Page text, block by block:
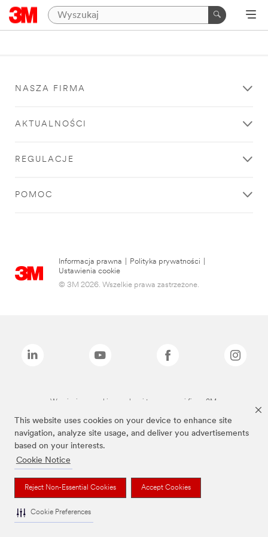
This website uses cookies on your device to enhance site
navigation, analyze site usage, and deliver you advertisements
based on your interests.
Cookie Notice
Reject Non-Essential Cookies Accept Cookies
Cookie Preferences
NASZA FIRMA
AKTUALNOŚCI
REGULACJE
POMOC
Informacja prawna Polityka prywatności
Ustawienia cookie
© 3M 2026. Wszelkie prawa zastrzeżone.
Wymienione marki są znakami towarowymi firmy 3M.